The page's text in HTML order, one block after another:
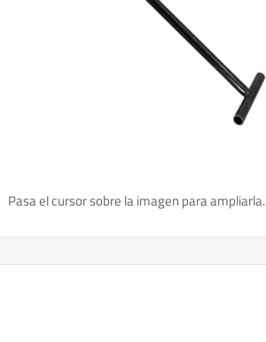
Pasa el cursor sobre la imagen para ampliarla.